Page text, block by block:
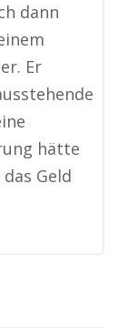
dann
Er
hätte
Geld